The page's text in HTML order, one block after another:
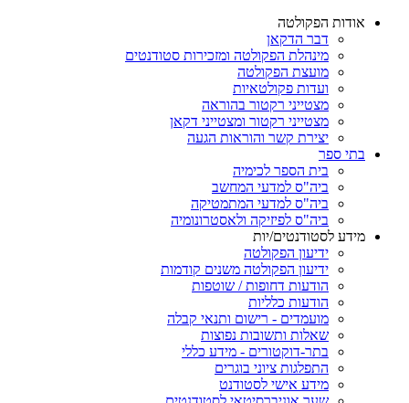
אודות הפקולטה
דבר הדקאן
מינהלת הפקולטה ומזכירות סטודנטים
מועצת הפקולטה
ועדות פקולטאיות
מצטייני רקטור בהוראה
מצטייני רקטור ומצטייני דקאן
יצירת קשר והוראות הגעה
בתי ספר
בית הספר לכימיה
ביה"ס למדעי המחשב
ביה"ס למדעי המתמטיקה
ביה"ס לפיזיקה ולאסטרונומיה
מידע לסטודנטים/יות
ידיעון הפקולטה
ידיעון הפקולטה משנים קודמות
הודעות דחופות / שוטפות
הודעות כלליות
מועמדים - רישום ותנאי קבלה
שאלות ותשובות נפוצות
בתר-דוקטורים - מידע כללי
התפלגות ציוני בוגרים
מידע אישי לסטודנט